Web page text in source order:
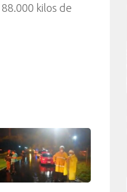
kilos de